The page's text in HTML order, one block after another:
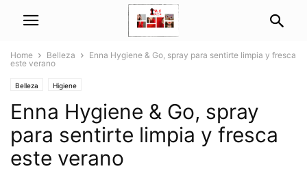
Home Belleza
Enna Hygiene & Go, spray para sentirte limpia y fresca
este verano
Belleza Higiene
Enna Hygiene & Go, spray
para sentirte limpia y fresca
este verano